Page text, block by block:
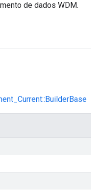
de dados WDM.